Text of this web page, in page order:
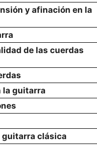
y afinación en la
de las cuerdas
la guitarra
guitarra clásica